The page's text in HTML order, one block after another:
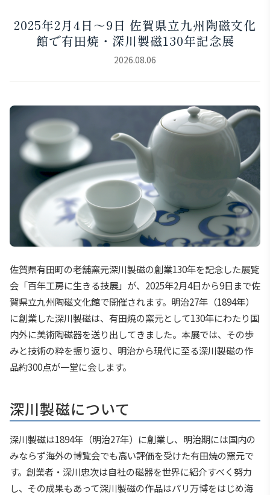
2025年2月4日～9日 佐賀県立九州陶磁文化
館で有田焼・深川製磁130年記念展
2026.08.06
佐賀県有田町の老舗窯元深川製磁の創業130年を記念した展覧
会「百年工房に生きる技展」が、2025年2月4日から9日まで佐
賀県立九州陶磁文化館で開催されます。明治27年（1894年）
に創業した深川製磁は、有田焼の窯元として130年にわたり国
内外に美術陶磁器を送り出してきました。本展では、その歩
みと技術の粋を振り返り、明治から現代に至る深川製磁の作
品約300点が一堂に会します。
深川製磁について
深川製磁は1894年（明治27年）に創業し、明治期には国内の
みならず海外の博覧会でも高い評価を受けた有田焼の窯元で
す。創業者・深川忠次は自社の磁器を世界に紹介すべく努力
し、その成果もあって深川製磁の作品はパリ万博をはじめ海